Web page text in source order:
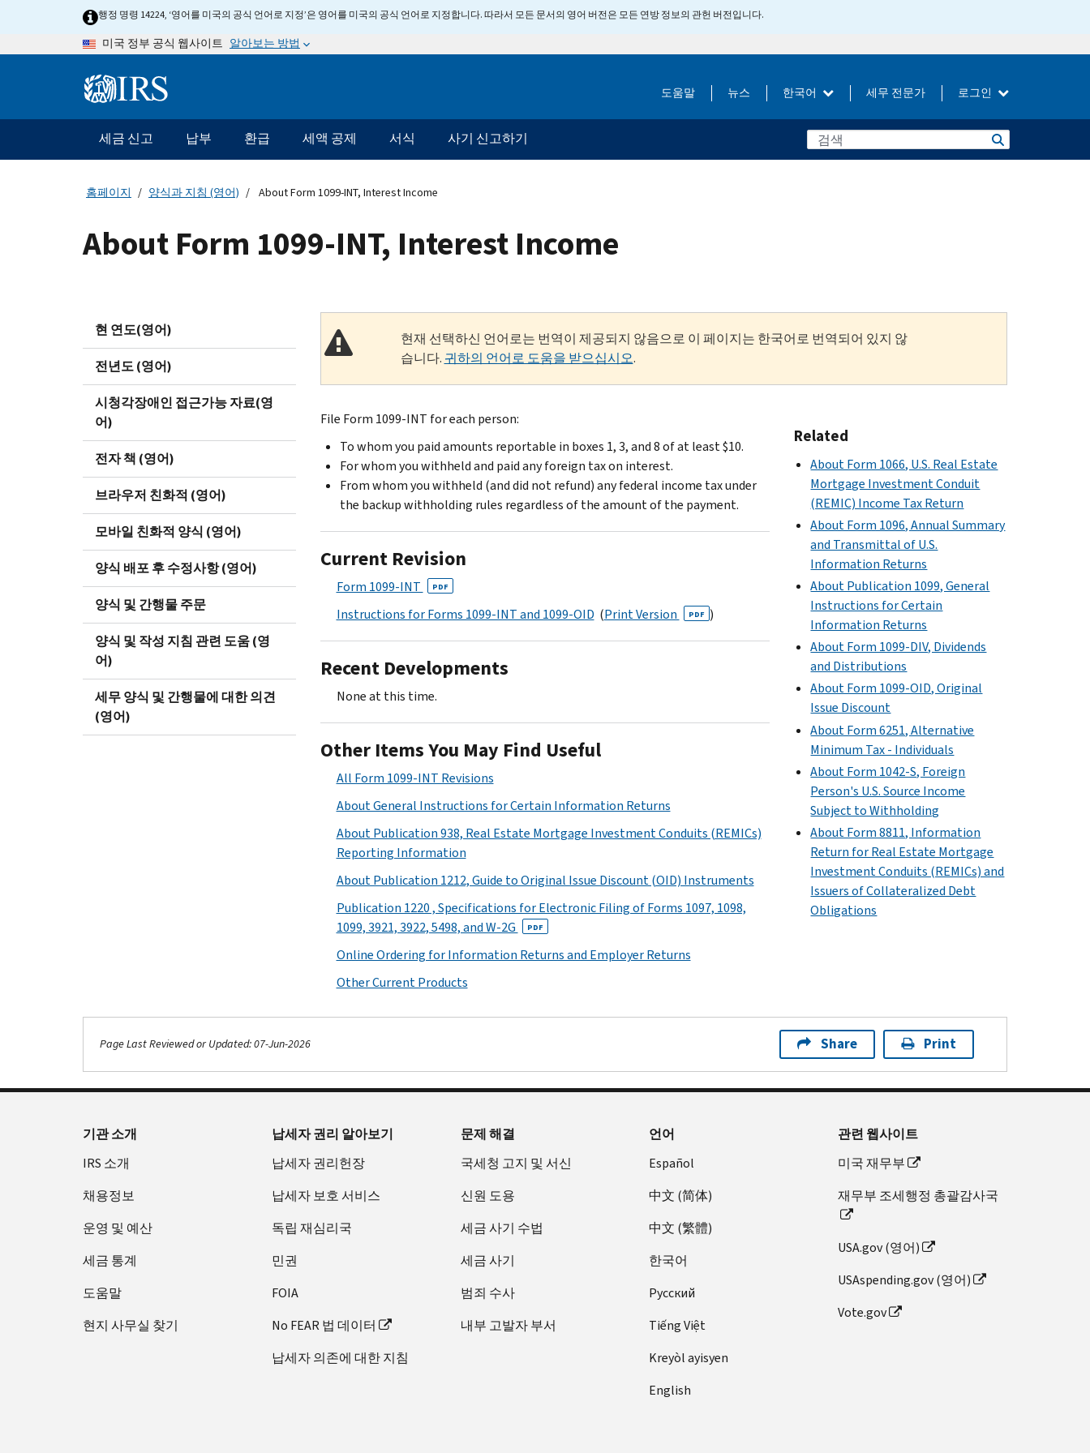
행정 명령 14224, ‘영어를 미국의 공식 언어로 지정’은 영어를 미국의 공식 언어로 지정합니다. 따라서 모든 문서의 영어 버전은 모든 연방 정보의 관헌 버전입니다.
미국 정부 공식 웹사이트 알아보는 방법
Information 도움말 뉴스 한국어 세무 전문가 로그인
메
인
네
게
이
세금 신고 납부 환급 세액 공제 서식 사기 신고하기
홈페이지 양식과 지침 (영어) About Form 1099-INT, Interest Income
About Form 1099-INT, Interest Income
현 연도(영어)
전년도 (영어)
시청각장애인 접근가능 자료(영
어)
전자 책 (영어)
브라우저 친화적 (영어)
모바일 친화적 양식 (영어)
양식 배포 후 수정사항 (영어)
양식 및 간행물 주문
양식 및 작성 지침 관련 도움 (영
어)
세무 양식 및 간행물에 대한 의견
(영어)
현재 선택하신 언어로는 번역이 제공되지 않음으로 이 페이지는 한국어로 번역되어 있지 않
습니다. 귀하의 언어로 도움을 받으십시오.
File Form 1099-INT for each person:
To whom you paid amounts reportable in boxes 1, 3, and 8 of at least $10.
For whom you withheld and paid any foreign tax on interest.
From whom you withheld (and did not refund) any federal income tax under
the backup withholding rules regardless of the amount of the payment.
Current Revision
Form 1099-INT PDF
Instructions for Forms 1099-INT and 1099-OID (Print Version PDF )
Recent Developments
None at this time.
Other Items You May Find Useful
All Form 1099-INT Revisions
About General Instructions for Certain Information Returns
About Publication 938, Real Estate Mortgage Investment Conduits (REMICs)
Reporting Information
About Publication 1212, Guide to Original Issue Discount (OID) Instruments
Publication 1220 , Specifications for Electronic Filing of Forms 1097, 1098,
1099, 3921, 3922, 5498, and W-2G
PDF
Online Ordering for Information Returns and Employer Returns
Other Current Products
Related
About Form 1066, U.S. Real Estate
Mortgage Investment Conduit
(REMIC) Income Tax Return
About Form 1096, Annual Summary
and Transmittal of U.S.
Information Returns
About Publication 1099, General
Instructions for Certain
Information Returns
About Form 1099-DIV, Dividends
and Distributions
About Form 1099-OID, Original
Issue Discount
About Form 6251, Alternative
Minimum Tax - Individuals
About Form 1042-S, Foreign
Person's U.S. Source Income
Subject to Withholding
About Form 8811, Information
Return for Real Estate Mortgage
Investment Conduits (REMICs) and
Issuers of Collateralized Debt
Obligations
Page Last Reviewed or Updated: 07-Jun-2026 Share Print
기관 소개
IRS 소개
채용정보
운영 및 예산
세금 통계
도움말
현지 사무실 찾기
납세자 권리 알아보기
납세자 권리헌장
납세자 보호 서비스
독립 재심리국
민권
FOIA
No FEAR 법 데이터
납세자 의존에 대한 지침
문제 해결
국세청 고지 및 서신
신원 도용
세금 사기 수법
세금 사기
범죄 수사
내부 고발자 부서
언어
Español
中文 (简体)
中文 (繁體)
한국어
Pусский
Tiếng Việt
Kreyòl ayisyen
English
관련 웹사이트
미국 재무부
재무부 조세행정 총괄감사국
USA.gov (영어)
USAspending.gov (영어)
Vote.gov